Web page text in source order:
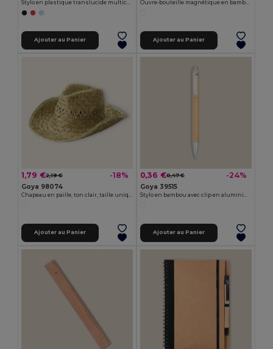
Ajouter au Panier Ajouter au Panier
1,79 €2,19 € -18%
Goya 98074
Ajouter au Panier
0,36 €0,47 € -24%
Goya 39515
Ajouter au Panier